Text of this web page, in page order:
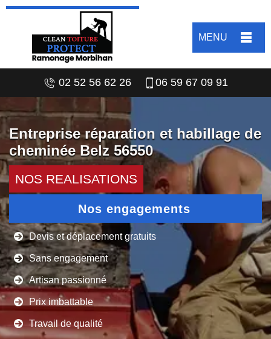
MENU
02 52 56 62 26 06 59 67 09 91
Entreprise réparation et habillage de
cheminée Belz 56550
NOS REALISATIONS
Nos engagements
Devis et déplacement gratuits
Sans engagement
Artisan passionné
Prix imbattable
Travail de qualité